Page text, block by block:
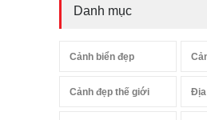
Danh mục
Cảnh biển đẹp
Cảnh đẹp thế giới Địa